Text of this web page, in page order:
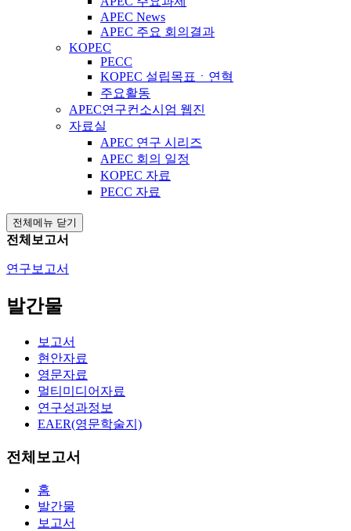
APEC News
APEC 주요 회의결과
KOPEC
PECC
KOPEC 설립목표ㆍ연혁
주요활동
APEC연구컨소시엄 웹진
자료실
APEC 연구 시리즈
APEC 회의 일정
KOPEC 자료
PECC 자료
전체메뉴 닫기
전체보고서
연구보고서
발간물
보고서
현안자료
영문자료
멀티미디어자료
연구성과정보
EAER(영문학술지)
전체보고서
홈
발간물
보고서